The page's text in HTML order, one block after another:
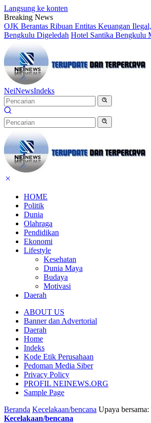
Langsung ke konten
Breaking News
OJK Berantas Ribuan Entitas Keuangan
Bengkulu Digeledah Hotel Santika Bengkulu
NeiNewsIndeks
HOME
Politik
Dunia
Olahraga
Pendidikan
Ekonomi
Lifestyle
Kesehatan
Dunia Maya
Budaya
Motivasi
Daerah
ABOUT US
Banner dan Advertorial
Daerah
Home
Indeks
Kode Etik Perusahaan
Pedoman Media Siber
Privacy Policy
PROFIL NEINEWS.ORG
Sample Page
Beranda Kecelakaan/bencana Upaya
Kecelakaan/bencana